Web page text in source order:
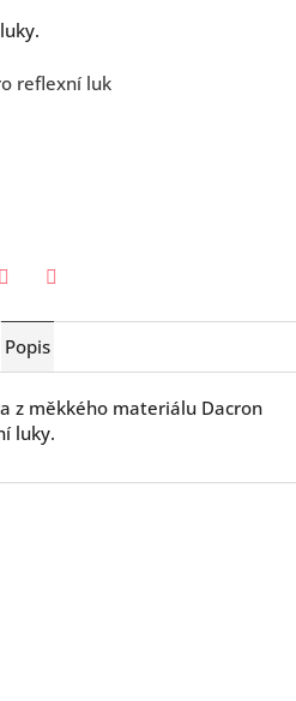
reflexní luk
Popis
z měkkého materiálu Dacron
luky.